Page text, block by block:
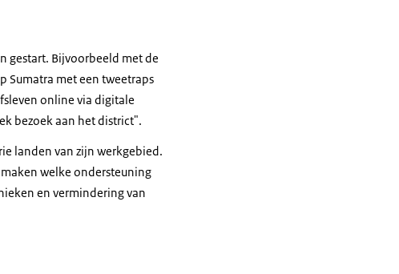
gestart. Bijvoorbeeld met de
Sumatra met een tweetraps
online via digitale
bezoek aan het district".
landen van zijn werkgebied.
welke ondersteuning
en vermindering van